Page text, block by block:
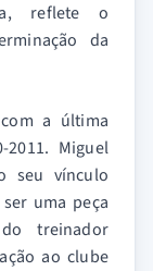
reflete o
da
a última
Miguel
seu vínculo
uma peça
treinador
ao clube